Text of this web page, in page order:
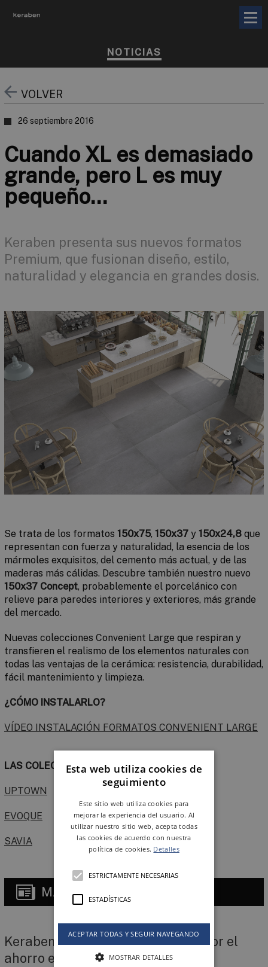
NOTICIAS
VOLVER
26 septiembre 2016
Cuando XL es demasiado
grande, pero L es muy
pequeño…
Keraben presenta sus nuevos formatos
Premium, que fusionan diseño, estilo,
naturalidad y elegancia en grandes dosis.
Se trata de los formatos 150x75, 150x37 y 150x24,8 que
representan con fuerza y naturalidad, la esen­cia de los
mármoles exquisitos, del cemento más actual, y de las
maderas más cálidas. Descubre también nuestro nuevo
150x37 Concept, probablemente el porcelánico con
relieve para paredes interiores y exteriores, más grande
del mercado.
Nuevas colecciones Convenient Large que respiran y
transfieren el realismo de los elementos naturales con
todas las ventajas de la cerámica: resistencia, durabilidad,
fácil mantenimiento y limpieza.
¿CÓMO INSTALARLO?
VÍDEO INSTALACIÓN FORMATOS CONVENIENT LARGE
LAS COLECCIONES
UPTOWN
EVOQUE
SAVIA
MÁSNOTICIAS
Keraben Grupo sigue apostando por el
ahorro energético
Esta web utiliza cookies de
seguimiento
Este sitio web utiliza cookies para
mejorar la experiencia del usuario. Al
utilizar nuestro sitio web, acepta todas
las cookies de acuerdo con nuestra
política de cookies. Detalles
ESTRICTAMENTE NECESARIAS
ESTADÍSTICAS
ACEPTAR TODAS Y SEGUIR NAVEGANDO
MOSTRAR DETALLES